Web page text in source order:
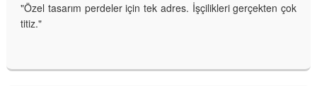
"Özel tasarım perdeler için tek adres. İşçilikleri gerçekten çok
titiz."